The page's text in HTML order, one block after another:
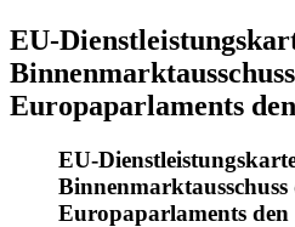
EU-
Europaparlaments
EU-
Binnenmarktausschuss
Europaparlaments den